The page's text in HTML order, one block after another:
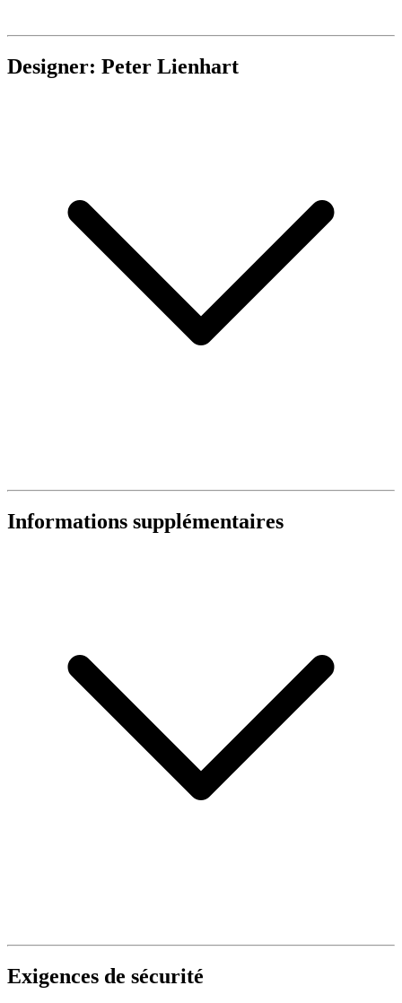
Designer: Peter Lienhart
Informations supplémentaires
Exigences de sécurité